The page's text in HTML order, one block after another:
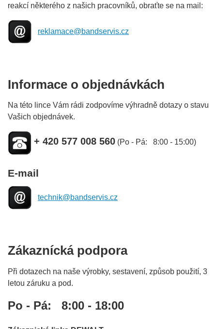
reakcí některého z našich pracovníků, obraťte se na mail:
reklamace@bandservis.cz
Informace o objednávkách
Na této lince Vám rádi zodpovíme výhradně dotazy o stavu
Vašich objednávek.
+ 420 577 008 560 (Po - Pá: 8:00 - 15:00)
E-mail
technik@bandservis.cz
Zákaznícká podpora
Při dotazech na naše výrobky, sestavení, způsob použití, 3
letou záruku a pod.
Po - Pá: 8:00 - 18:00